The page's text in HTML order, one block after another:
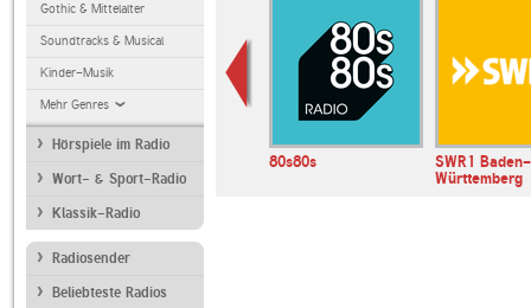
Gothic & Mittelalter
Soundtracks & Musical
Kinder-Musik
Mehr Genres
Hörspiele im Radio
Wort- & Sport-Radio
Klassik-Radio
Radiosender
Beliebteste Radios
80s80s
SWR1 Baden-
Württemberg